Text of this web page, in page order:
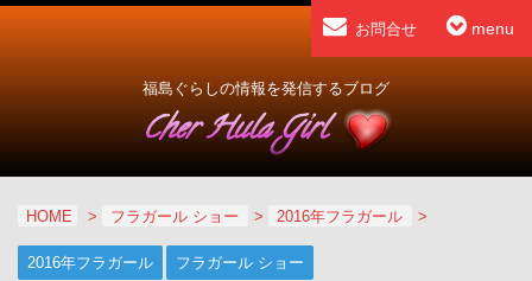
menu
お問合せ
福島ぐらしの情報を発信するブログ
HOME > フラガール ショー > 2016年フラガール >
2016年フラガール フラガール ショー